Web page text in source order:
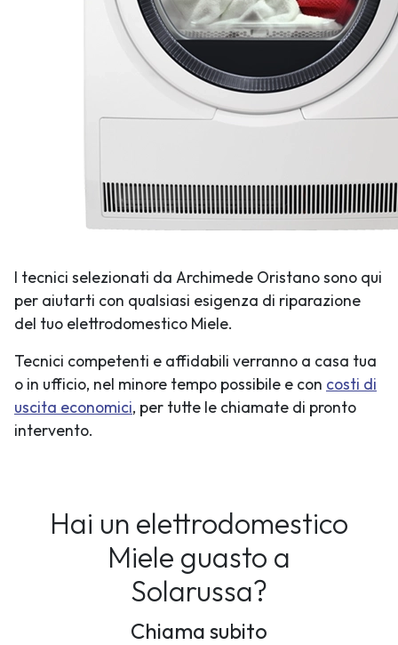
I tecnici selezionati da Archimede Oristano sono qui
per aiutarti con qualsiasi esigenza di riparazione
del tuo elettrodomestico Miele.
Tecnici competenti e affidabili verranno a casa tua
o in ufficio, nel minore tempo possibile e con costi di
uscita economici, per tutte le chiamate di pronto
intervento.
Hai un elettrodomestico
Miele guasto a
Solarussa?
Chiama subito